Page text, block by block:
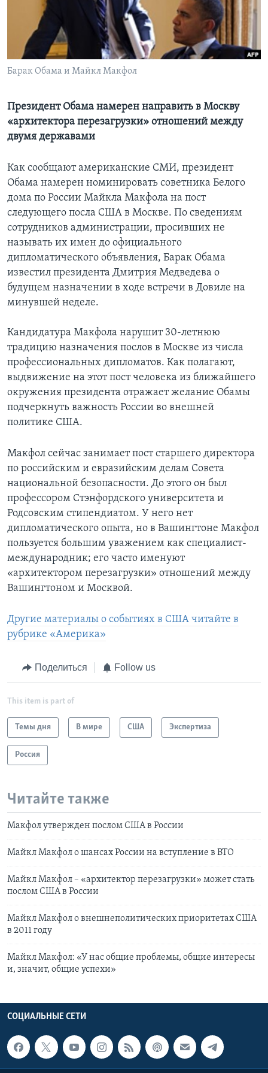
Learning English
СОЦИАЛЬНЫЕ СЕТИ
Языки
Барак Обама и Майкл Макфол
Президент Обама намерен направить в Москву
«архитектора перезагрузки» отношений между
двумя державами
Как сообщают американские СМИ, президент
Обама намерен номинировать советника Белого
дома по России Майкла Макфола на пост
следующего посла США в Москве. По сведениям
сотрудников администрации, просивших не
называть их имен до официального
дипломатического объявления, Барак Обама
известил президента Дмитрия Медведева о
будущем назначении в ходе встречи в Довиле на
минувшей неделе.
Кандидатура Макфола нарушит 30-летнюю
традицию назначения послов в Москве из числа
профессиональных дипломатов. Как полагают,
выдвижение на этот пост человека из ближайшего
окружения президента отражает желание Обамы
подчеркнуть важность России во внешней
политике США.
Макфол сейчас занимает пост старшего директора
по российским и евразийским делам Совета
национальной безопасности. До этого он был
профессором Стэнфордского университета и
Родсовским стипендиатом. У него нет
дипломатического опыта, но в Вашингтоне Макфол
пользуется большим уважением как специалист-
международник; его часто именуют
«архитектором перезагрузки» отношений между
Вашингтоном и Москвой.
Другие материалы о событиях в США читайте в
рубрике «Америка»
Поделиться Follow us
This item is part of
Темы дня В мире США Экспертиза
Россия
Читайте также
Макфол утвержден послом США в России
Майкл Макфол о шансах России на вступление в ВТО
Майкл Макфол – «архитектор перезагрузки» может стать
послом США в России
Майкл Макфол о внешнеполитических приоритетах США
в 2011 году
Майкл Макфол: «У нас общие проблемы, общие интересы
и, значит, общие успехи»
СОЦИАЛЬНЫЕ СЕТИ